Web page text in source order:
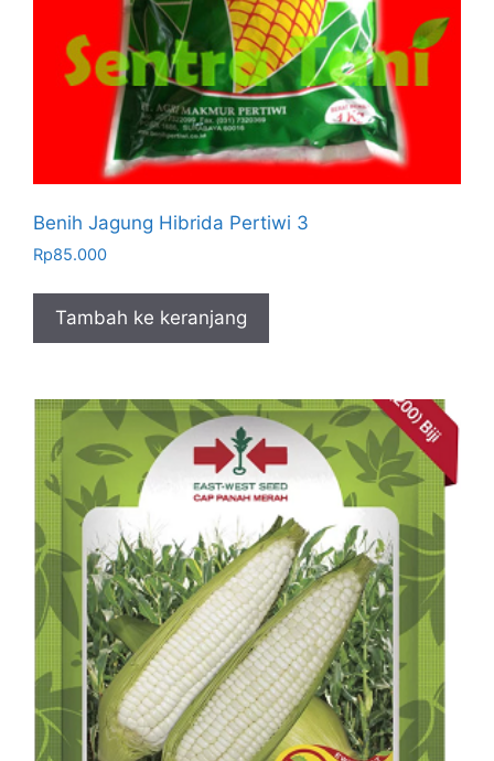
Benih Jagung Hibrida Pertiwi 3
Rp85.000
Tambah ke keranjang